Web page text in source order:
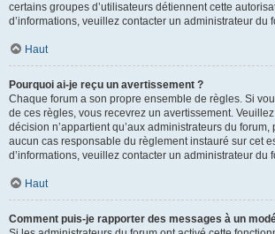
certains groupes d’utilisateurs détiennent cette
d’informations, veuillez contacter un administrateur du
Haut
Pourquoi ai-je reçu un avertissement ?
Chaque forum a son propre ensemble de règles. Si
de ces règles, vous recevrez un avertissement.
décision n’appartient qu’aux administrateurs du forum,
aucun cas responsable du règlement instauré sur cet
d’informations, veuillez contacter un administrateur du
Haut
Comment puis-je rapporter des messages à un